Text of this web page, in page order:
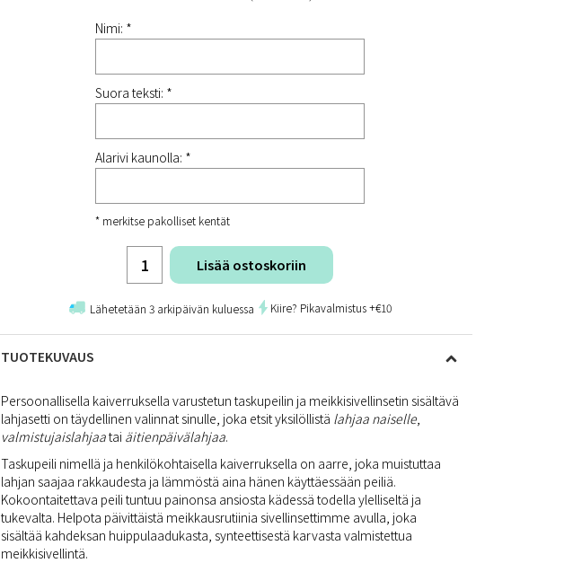
Nimi: *
Suora teksti: *
Alarivi kaunolla: *
* merkitse pakolliset kentät
Lisää ostoskoriin
Lähetetään 3 arkipäivän kuluessa Kiire? Pikavalmistus +€10
TUOTEKUVAUS
Persoonallisella kaiverruksella varustetun taskupeilin ja meikkisivellinsetin sisältävä
lahjasetti on täydellinen valinnat sinulle, joka etsit yksilöllistä lahjaa naiselle,
valmistujaislahjaatai äitienpäivälahjaa.
Taskupeili nimellä ja henkilökohtaisella kaiverruksella on aarre, joka muistuttaa
lahjan saajaa rakkaudesta ja lämmöstä aina hänen käyttäessään peiliä.
Kokoontaitettava peili tuntuu painonsa ansiosta kädessä todella ylelliseltä ja
tukevalta. Helpota päivittäistä meikkausrutiinia sivellinsettimme avulla, joka
sisältää kahdeksan huippulaadukasta, synteettisestä karvasta valmistettua
meikkisivellintä.